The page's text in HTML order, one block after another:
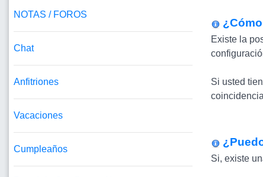
NOTAS / FOROS
Chat
Anfitriones
Vacaciones
Cumpleaños
Existe la
Si usted
Si, existe